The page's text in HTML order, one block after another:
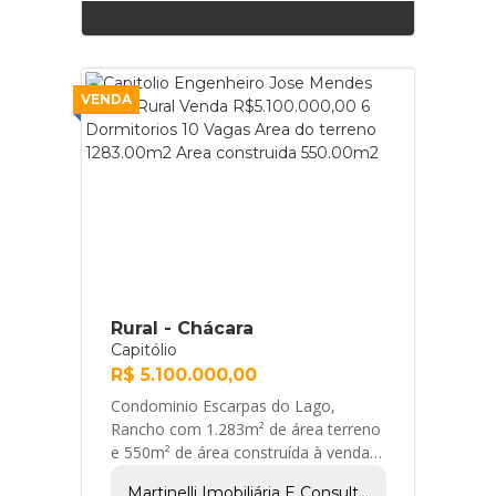
VENDA
Rural - Chácara
Capitólio
R$ 5.100.000,00
Condominio Escarpas do Lago,
Rancho com 1.283m² de área terreno
e 550m² de área construída à venda